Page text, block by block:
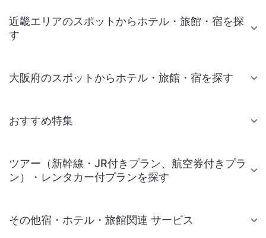
近畿エリアのスポットからホテル・旅館・宿を探
す
大阪府のスポットからホテル・旅館・宿を探す
おすすめ特集
ツアー（新幹線・JR付きプラン、航空券付きプラ
ン）・レンタカー付プランを探す
その他宿・ホテル・旅館関連 サービス